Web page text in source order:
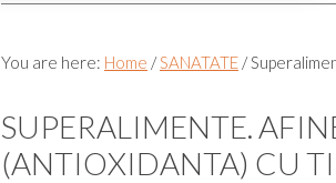
You are here: Home /SANATATE /
SUPERALIMENTE.
(ANTIOXIDANTA) CU